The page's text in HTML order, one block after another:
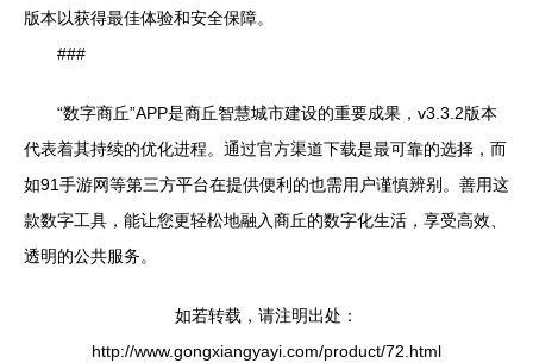
版本以获得最佳体验和安全保障。
###
“数字商丘”APP是商丘智慧城市建设的重要成果，v3.3.2版本
代表着其持续的优化进程。通过官方渠道下载是最可靠的选择，而
如91手游网等第三方平台在提供便利的也需用户谨慎辨别。善用这
款数字工具，能让您更轻松地融入商丘的数字化生活，享受高效、
透明的公共服务。
如若转载，请注明出处：
http://www.gongxiangyayi.com/product/72.html